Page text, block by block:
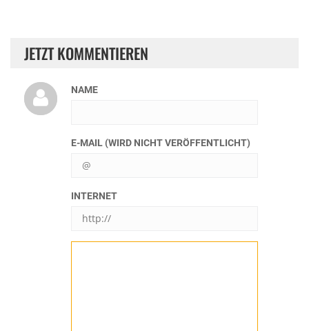
JETZT KOMMENTIEREN
NAME
E-MAIL (WIRD NICHT VERÖFFENTLICHT)
INTERNET